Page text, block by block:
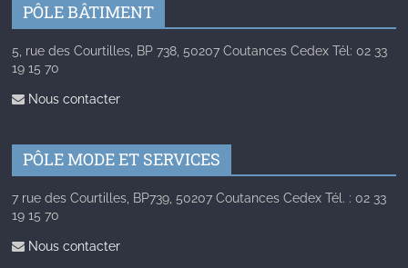
PÔLE BÂTIMENT
5, rue des Courtilles, BP 738, 50207 Coutances Cedex Tél: 02 33
19 15 70
Nous contacter
PÔLE MODE ET SERVICES
7 rue des Courtilles, BP739, 50207 Coutances Cedex Tél. : 02 33
19 15 70
Nous contacter